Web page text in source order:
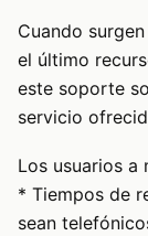
Cuando
el último
este soporte
servicio
Los usuarios a
* Tiempos de
sean